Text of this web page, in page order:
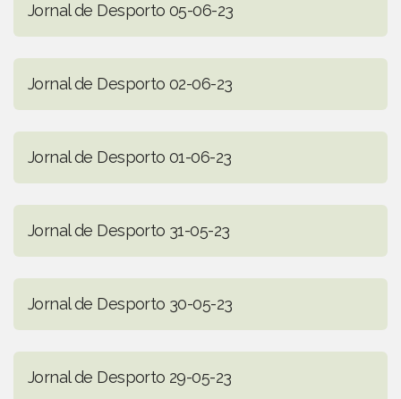
Jornal de Desporto 05-06-23
Jornal de Desporto 02-06-23
Jornal de Desporto 01-06-23
Jornal de Desporto 31-05-23
Jornal de Desporto 30-05-23
Jornal de Desporto 29-05-23